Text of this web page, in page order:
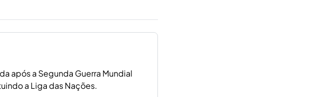
após a Segunda Guerra Mundial
a Liga das Nações.